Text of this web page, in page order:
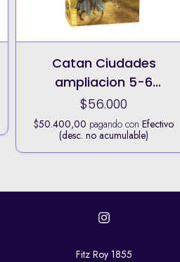
Catan Ciudades
ampliacion 5-6
jugadores
$56.000
$50.400,00 pagando conEfectivo
(desc. no acumulable)
Fitz Roy 1855